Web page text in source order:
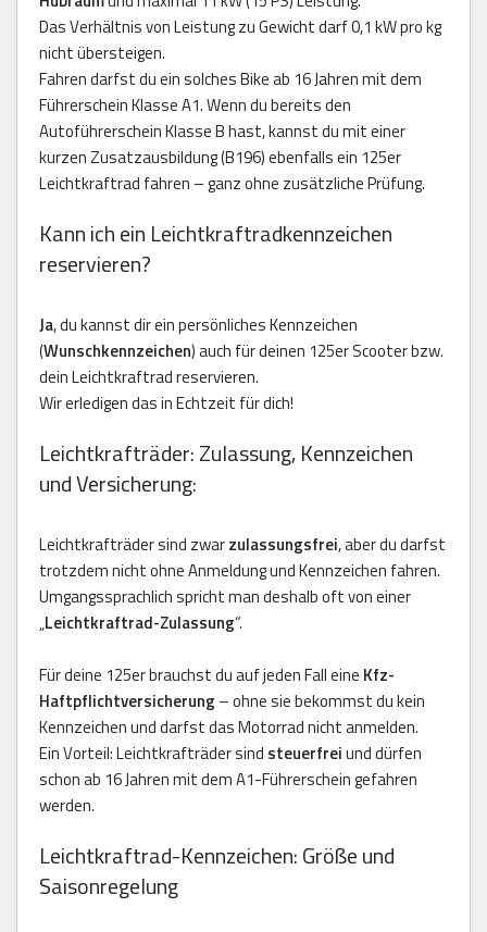
Das Verhältnis von Leistung zu Gewicht darf 0,1 kW pro kg
nicht übersteigen.
Fahren darfst du ein solches Bike ab 16 Jahren mit dem
Führerschein Klasse A1. Wenn du bereits den
Autoführerschein Klasse B hast, kannst du mit einer
kurzen Zusatzausbildung (B196) ebenfalls ein 125er
Leichtkraftrad fahren – ganz ohne zusätzliche Prüfung.
Kann ich ein Leichtkraftradkennzeichen
reservieren?
Ja, du kannst dir ein persönliches Kennzeichen
(Wunschkennzeichen) auch für deinen 125er Scooter bzw.
dein Leichtkraftrad reservieren.
Wir erledigen das in Echtzeit für dich!
Leichtkrafträder: Zulassung, Kennzeichen
und Versicherung:
Leichtkrafträder sind zwarzulassungsfrei, aber du darfst
trotzdem nicht ohne Anmeldung und Kennzeichen fahren.
Umgangssprachlich spricht man deshalb oft von einer
„Leichtkraftrad-Zulassung“.
Für deine 125er brauchst du auf jeden Fall eine Kfz-
Haftpflichtversicherung – ohne sie bekommst du kein
Kennzeichen und darfst das Motorrad nicht anmelden.
Ein Vorteil: Leichtkrafträder sind steuerfreiund dürfen
schon ab 16 Jahren mit dem A1-Führerschein gefahren
werden.
Leichtkraftrad-Kennzeichen: Größe und
Saisonregelung